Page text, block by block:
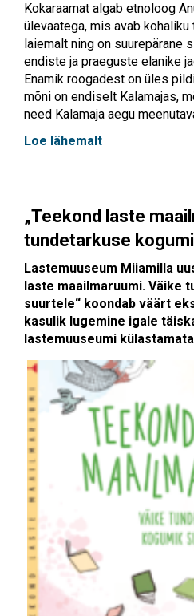
Kokaraamat algab etnoloog
ülevaatega, mis avab kohaliku
laiemalt ning on suurepärane
endiste ja praeguste elanike
Enamik roogadest on üles
mõni on endiselt Kalamajas,
need Kalamaja aegu
Loe lähemalt
„Teekond laste
tundetarkuse
Lastemuuseum Miiamilla
laste maailmaruumi. Väike
suurtele“ koondab väärt
kasulik lugemine igale
lastemuuseumi